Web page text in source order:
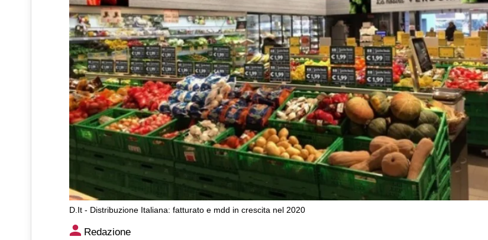
D.It - Distribuzione Italiana: fatturato e mdd in crescita nel 2020
D.It - Distribuzione Italiana: fatturato e mdd in crescita nel 2020
Redazione